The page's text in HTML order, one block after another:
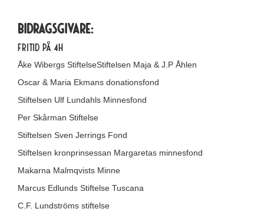
Bidragsgivare:
Fritid på 4H
Åke Wibergs StiftelseStiftelsen Maja & J.P Åhlen
Oscar & Maria Ekmans donationsfond
Stiftelsen Ulf Lundahls Minnesfond
Per Skårman Stiftelse
Stiftelsen Sven Jerrings Fond
Stiftelsen kronprinsessan Margaretas minnesfond
Makarna Malmqvists Minne
Marcus Edlunds Stiftelse Tuscana
C.F. Lundströms stiftelse